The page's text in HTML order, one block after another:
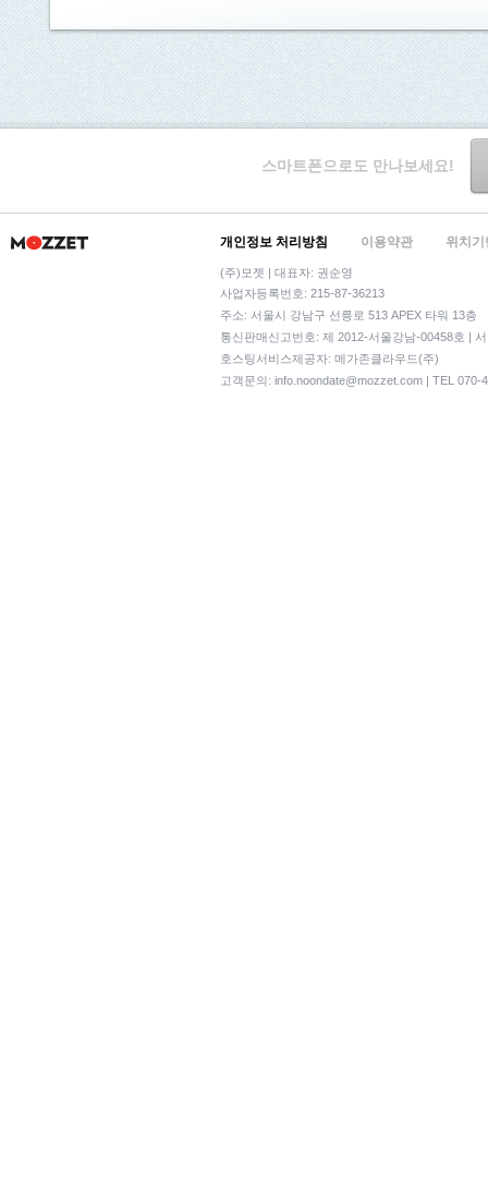
스마트폰으로도 만나보세요!
개인정보 처리방침 이용약관 위치
(주)모젯 | 대표자: 권순영
사업자등록번호: 215-87-36213
주소: 서울시 강남구 선릉로 513 APEX 타워 13층
통신판매신고번호: 제 2012-서울강남-00458호 |
호스팅서비스제공자: 메가존클라우드(주)
고객문의: info.noondate@mozzet.com | TEL 070-